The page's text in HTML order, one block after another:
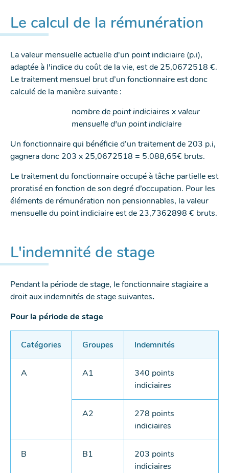
FENÊTREFENÊTRE FENÊTRE
Le calcul de la rémunération
La valeur mensuelle actuelle d'un point indiciaire (p.i),
adaptée à l'indice du coût de la vie, est de 25,0672518 €.
Le traitement mensuel brut d’un fonctionnaire est donc
calculé de la manière suivante :
nombre de point indiciaires x valeur
mensuelle d'un point indiciaire
Un fonctionnaire qui bénéficie d’un traitement de 203 p.i,
gagnera donc 203 x 25,0672518 = 5.088,65€ bruts.
Le traitement du fonctionnaire occupé à tâche partielle est
proratisé en fonction de son degré d’occupation. Pour les
éléments de rémunération non pensionnables, la valeur
mensuelle du point indiciaire est de 23,7362898 € bruts.
L'indemnité de stage
Pendant la période de stage, le fonctionnaire stagiaire a
droit aux indemnités de stage suivantes.
Pour la période de stage
Catégories Groupes Indemnités
A A1
340 points
indiciaires
A2
278 points
indiciaires
B B1
203 points
indiciaires